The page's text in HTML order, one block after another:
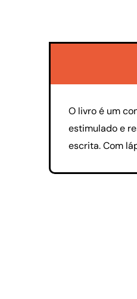
O livro é um
estimulado e
escrita. Com